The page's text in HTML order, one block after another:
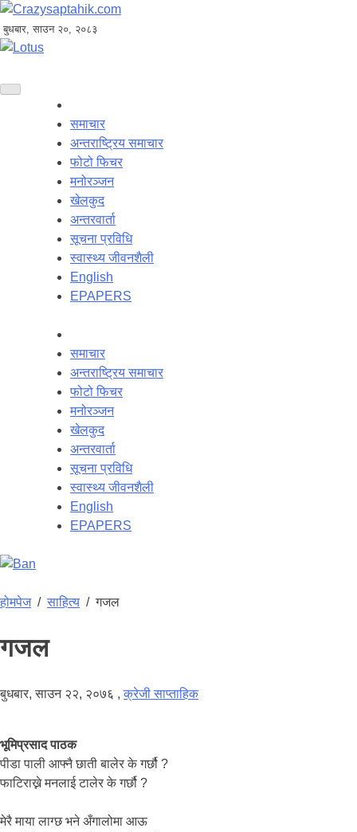
बुधबार, साउन २०, २०८३
समाचार
अन्तराष्ट्रिय समाचार
फोटो फिचर
मनोरञ्जन
खेलकुद
अन्तरवार्ता
सूचना प्रविधि
स्वास्थ्य जीवनशैली
English
EPAPERS
समाचार
अन्तराष्ट्रिय समाचार
फोटो फिचर
मनोरञ्जन
खेलकुद
अन्तरवार्ता
सूचना प्रविधि
स्वास्थ्य जीवनशैली
English
EPAPERS
होमपेज/साहित्य /गजल
गजल
बुधबार, साउन २२, २०७६ ,क्रेजी साप्ताहिक
भूमिप्रसाद पाठक
पीडा पाली आफ्नै छाती बालेर के गर्छौ ?
फाटिराख्ने मनलाई टालेर के गर्छौ ?
मेरै माया लाग्छ भने अँगालोमा आऊ